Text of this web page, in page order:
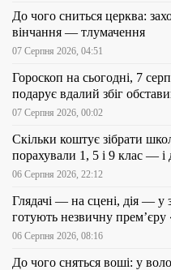
До чого сниться церква:
вінчання — тлумачення
07 Серпня 2026, 04:51
Гороскоп на сьогодні, 7
подарує вдалий збіг
07 Серпня 2026, 00:02
Скільки коштує зібрати
порахували 1, 5 і 9 клас — і
06 Серпня 2026, 22:12
Глядачі — на сцені, дія — у
готують незвичну
06 Серпня 2026, 08:16
До чого сняться воші: у